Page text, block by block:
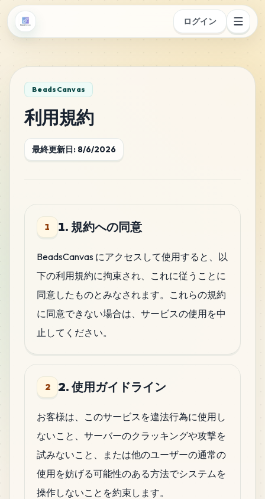
ログイン
BeadsCanvas
利用規約
最終更新日: 8/6/2026
1 1. 規約への同意
BeadsCanvas にアクセスして使用すると、以
下の利用規約に拘束され、これに従うことに
同意したものとみなされます。これらの規約
に同意できない場合は、サービスの使用を中
止してください。
2 2. 使用ガイドライン
お客様は、このサービスを違法行為に使用し
ないこと、サーバーのクラッキングや攻撃を
試みないこと、または他のユーザーの通常の
使用を妨げる可能性のある方法でシステムを
操作しないことを約束します。